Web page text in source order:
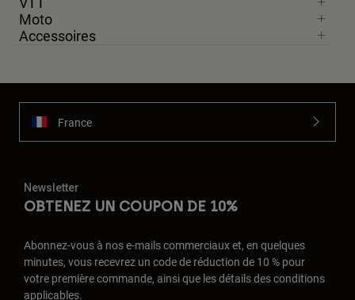
Moto
Accessoires
France
Newsletter
OBTENEZ UN COUPON DE 10%
Abonnez-vous à nos e-mails commerciaux et, en quelques
minutes, vous recevrez un code de réduction de 10 % pour
votre première commande, ainsi que les détails des conditions
applicables.